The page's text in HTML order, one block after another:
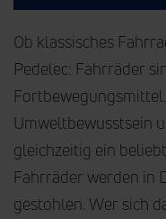
Ob klassisches
Pedelec: Fahrräder
Umweltbewusstsein
gleichzeitig ein
Fahrräder werden in
gestohlen. Wer sich